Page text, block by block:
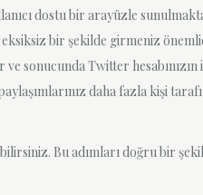
dostu bir arayüzle
bir şekilde girmeniz
sonucunda Twitter hesabınızın
daha fazla kişi
Bu adımları doğru bir